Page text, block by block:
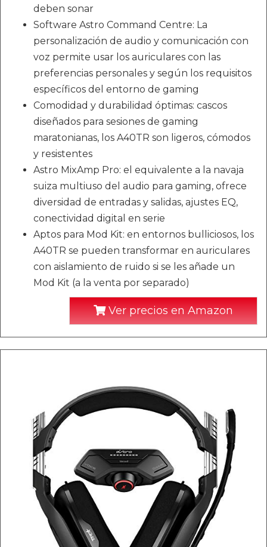
deben sonar
Software Astro Command Centre: La
personalización de audio y comunicación con
voz permite usar los auriculares con las
preferencias personales y según los requisitos
específicos del entorno de gaming
Comodidad y durabilidad óptimas: cascos
diseñados para sesiones de gaming
maratonianas, los A40TR son ligeros, cómodos
y resistentes
Astro MixAmp Pro: el equivalente a la navaja
suiza multiuso del audio para gaming, ofrece
diversidad de entradas y salidas, ajustes EQ,
conectividad digital en serie
Aptos para Mod Kit: en entornos bulliciosos, los
A40TR se pueden transformar en auriculares
con aislamiento de ruido si se les añade un
Mod Kit (a la venta por separado)
Ver precios en Amazon